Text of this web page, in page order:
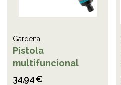
Gardena
Pistola
multifuncional
34,94 €